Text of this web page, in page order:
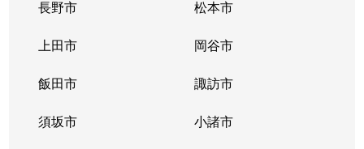
長野市 松本市
上田市 岡谷市
飯田市 諏訪市
須坂市 小諸市